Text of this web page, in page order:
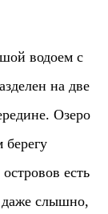
водоем с
на две
Озеро
берегу
есть
даже слышно,